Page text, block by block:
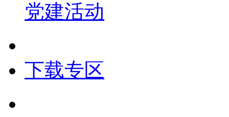
党建活动
下载专区